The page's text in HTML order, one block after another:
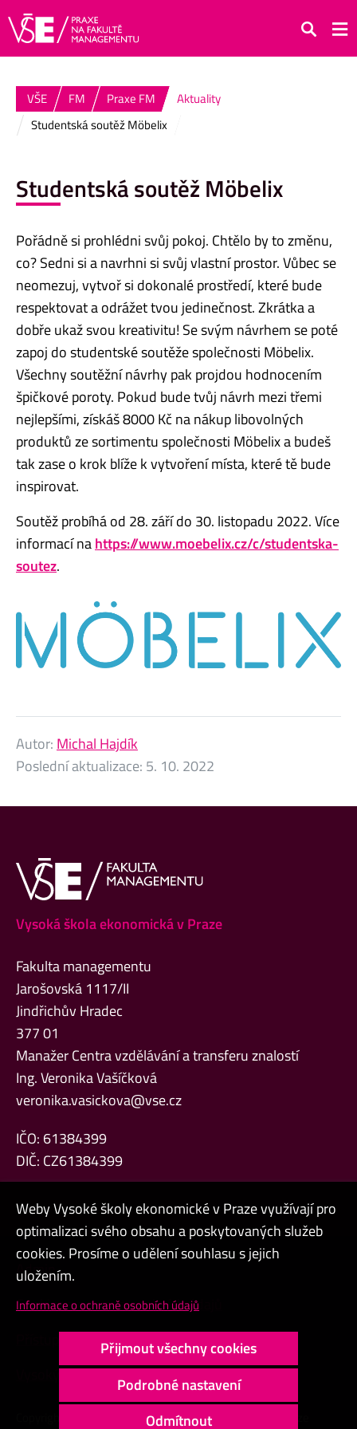
Hledat
VŠE FM Praxe FM
Aktuality
Studentská soutěž Möbelix
Studentská soutěž Möbelix
Pořádně si prohlédni svůj pokoj. Chtělo by to změnu,
co? Sedni si a navrhni si svůj vlastní prostor. Vůbec se
neomezuj, vytvoř si dokonalé prostředí, které bude
respektovat a odrážet tvou jedinečnost. Zkrátka a
dobře ukaž svou kreativitu! Se svým návrhem se poté
zapoj do studentské soutěže společnosti Möbelix.
Všechny soutěžní návrhy pak projdou hodnocením
špičkové poroty. Pokud bude tvůj návrh mezi třemi
nejlepšími, získáš 8000 Kč na nákup libovolných
produktů ze sortimentu společnosti Möbelix a budeš
tak zase o krok blíže k vytvoření místa, které tě bude
inspirovat.
Soutěž probíhá od 28. září do 30. listopadu 2022. Více
informací nahttps://www.moebelix.cz/c/studentska-
soutez.
Autor: Michal Hajdík
Poslední aktualizace: 5. 10. 2022
Vysoká škola ekonomická v Praze
Fakulta managementu
Jarošovská 1117/II
Jindřichův Hradec
377 01
Manažer Centra vzdělávání a transferu znalostí
Ing. Veronika Vašíčková
veronika.vasickova@vse.cz
IČO: 61384399
DIČ: CZ61384399
Admin
Cookies a ochrana osobních údajů
Přístupnost webu
Vysoký kontrast
Copyright © 2000 - 2026 Vysoká škola ekonomická v Praze
Weby Vysoké školy ekonomické v Praze využívají pro
optimalizaci svého obsahu a poskytovaných služeb
cookies. Prosíme o udělení souhlasu s jejich
uložením.
Informace o ochraně osobních údajů
Přijmout všechny cookies
Podrobné nastavení
Odmítnout